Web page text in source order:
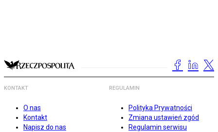
KONTAKT
O nas
Kontakt
Napisz do nas
REGULAMIN
Polityka Prywatności
Zmiana ustawień zgód
Regulamin serwisu